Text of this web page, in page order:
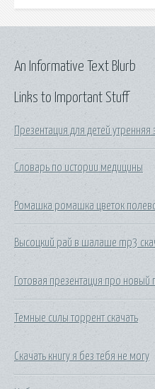
Links to Important Stuff
Презентация для детей утренняя
Словарь по истории медицины
Ромашка ромашка цветок
Высоцкий рай в шалаше mp3
Готовая презентация про новый
Темные силы торрент скачать
Скачать книгу я без тебя не могу
An Informative Text Blurb